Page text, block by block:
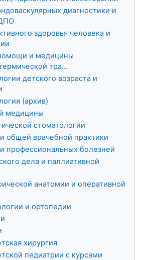
диагностики и
здоровья человека и
и медицины
тра...
детского возраста и
(архив)
медицины
стоматологии
общей врачебной практики
профессиональных болезней
дела и паллиативной
анатомии и оперативной
и ортопедии
хирургия
педиатрии с курсами